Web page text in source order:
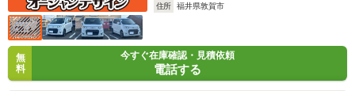
住所
福井県敦賀市
無
料
今すぐ在庫確認・見積依頼
電話する